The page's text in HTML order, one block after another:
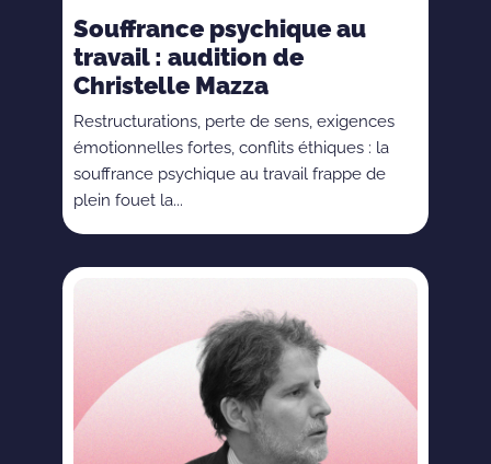
Souffrance psychique au
travail : audition de
Christelle Mazza
Restructurations, perte de sens, exigences
émotionnelles fortes, conflits éthiques : la
souffrance psychique au travail frappe de
plein fouet la...